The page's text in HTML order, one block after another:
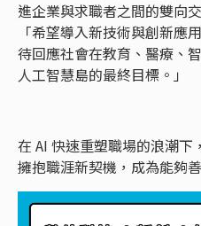
進企業與求職者之間的雙向
「希望導入新技術與創新應
待回應社會在教育、醫療、
人工智慧島的最終目標。」
在 AI 快速重塑職場的浪潮
擁抱職涯新契機，成為能夠